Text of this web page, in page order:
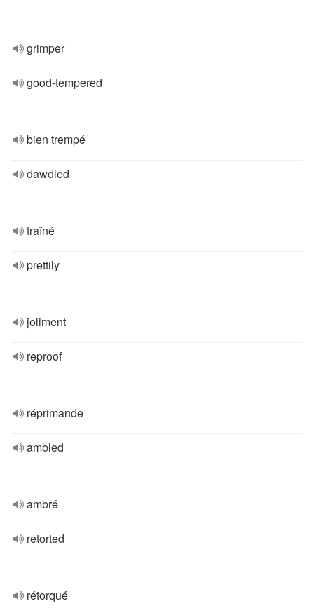
grimper
good-tempered
bien trempé
dawdled
traîné
prettily
joliment
reproof
réprimande
ambled
ambré
retorted
rétorqué